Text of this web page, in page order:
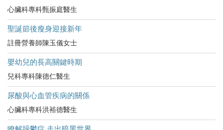
心臟科專科甄振庭醫生
聖誕節後瘦身迎接新年
註冊營養師陳玉儀女士
嬰幼兒的長高關鍵時期
兒科專科陳德仁醫生
尿酸與心血管疾病的關係
心臟科專科洪裕德醫生